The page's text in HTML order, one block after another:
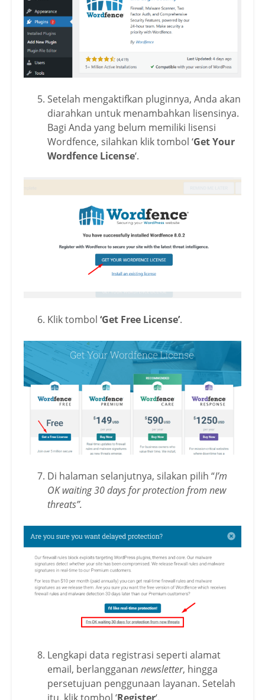
Setelah mengaktifkan pluginnya, Anda akan
diarahkan untuk menambahkan lisensinya.
Bagi Anda yang belum memiliki lisensi
Wordfence, silahkan klik tombol ‘Get Your
Wordfence License‘.
Klik tombol ‘Get Free License’.
Di halaman selanjutnya, silakan pilih “I’m
OK waiting 30 days for protection from new
threats”.
Lengkapi data registrasi seperti alamat
email, berlangganan newsletter, hingga
persetujuan penggunaan layanan. Setelah